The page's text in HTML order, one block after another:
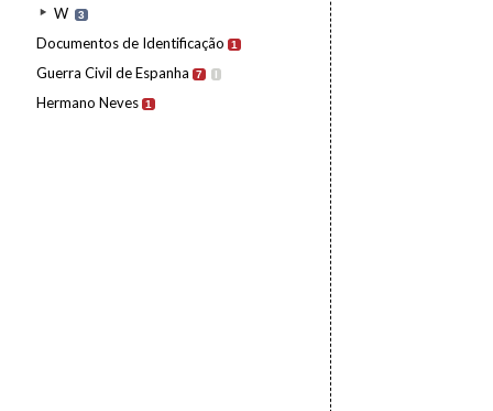
W 3
Documentos de Identificação 1
Guerra Civil de Espanha 7 I
Hermano Neves 1